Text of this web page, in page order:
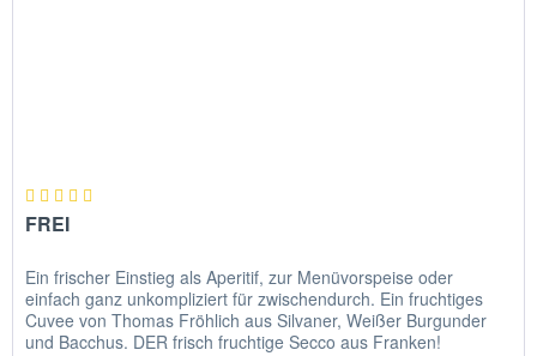
FREI
Ein frischer Einstieg als Aperitif, zur Menüvorspeise oder
einfach ganz unkompliziert für zwischendurch. Ein fruchtiges
Cuvee von Thomas Fröhlich aus Silvaner, Weißer Burgunder
und Bacchus. DER frisch fruchtige Secco aus Franken!